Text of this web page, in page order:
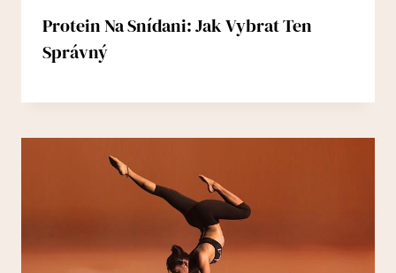
Protein Na Snídani: Jak Vybrat Ten
Správný